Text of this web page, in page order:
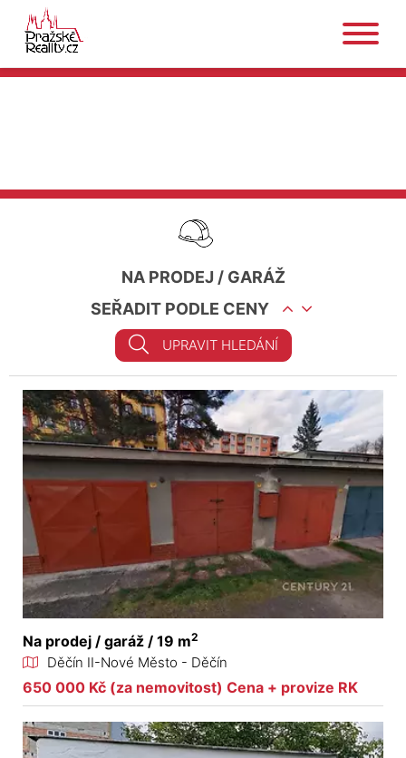
NA PRODEJ / GARÁŽ
SEŘADIT PODLE CENY
UPRAVIT HLEDÁNÍ
Na prodej / garáž / 19 m2
Děčín II-Nové Město - Děčín
650 000 Kč (za nemovitost) Cena + provize RK